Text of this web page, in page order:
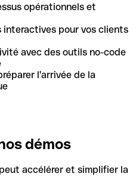
opérationnels et
interactives pour vos clients
avec des outils no-code
l'arrivée de la
démos
accélérer et simplifier la